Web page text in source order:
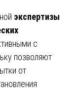
экспертизы
с
позволяют
от